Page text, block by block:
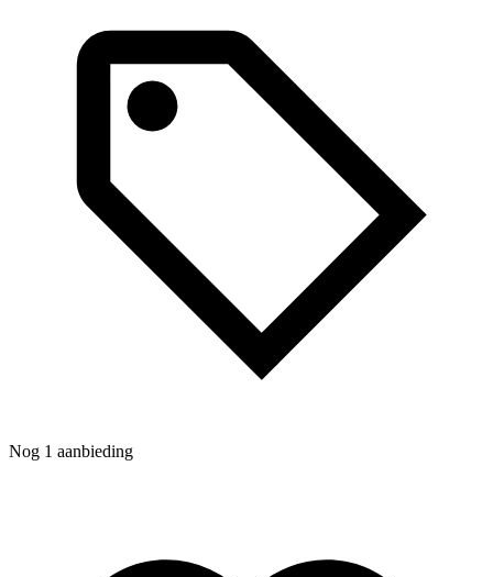
Nog 1 aanbieding